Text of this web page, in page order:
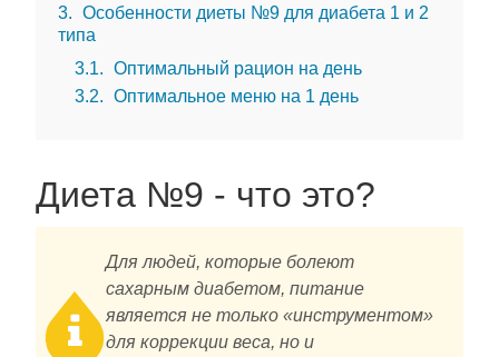
3
Особенности диеты №9 для диабета 1 и 2
типа
3.1
Оптимальный рацион на день
3.2
Оптимальное меню на 1 день
Диета №9 - что это?
Для людей, которые болеют
сахарным диабетом, питание
является не только «инструментом»
для коррекции веса, но и